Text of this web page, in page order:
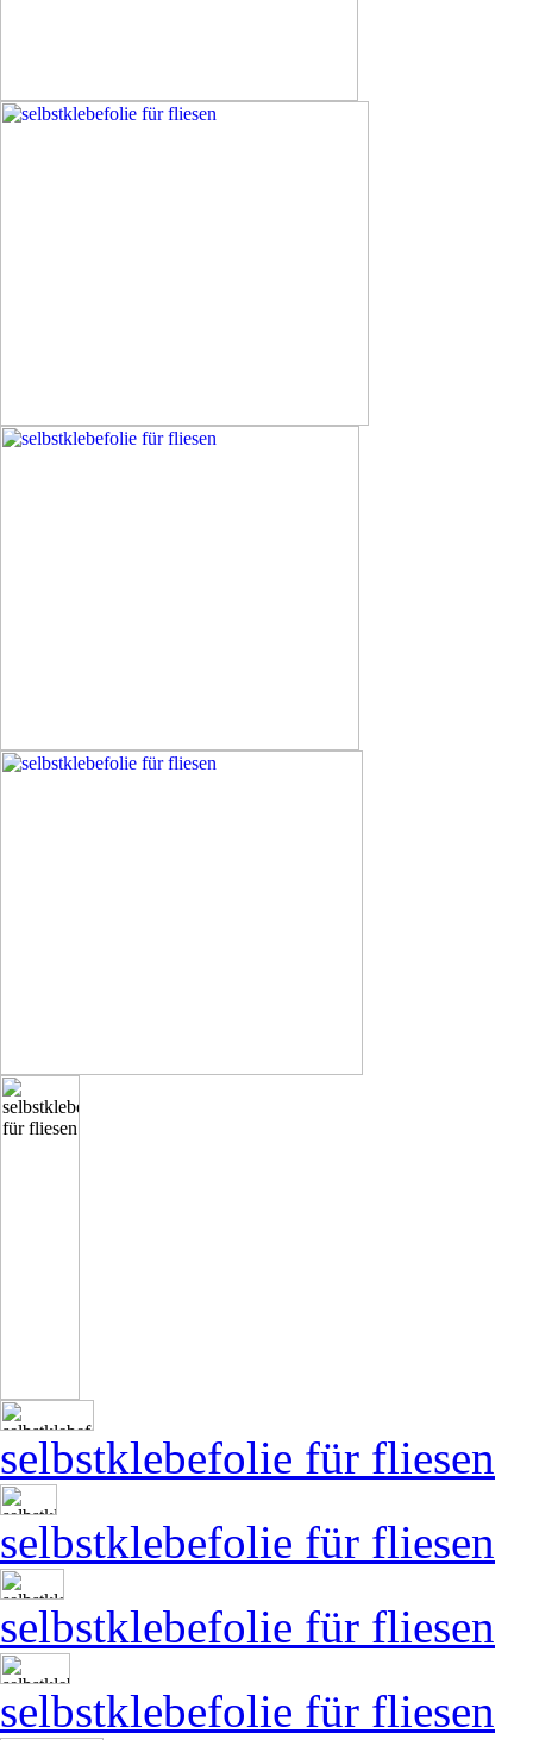
selbstklebefolie für fliesen
selbstklebefolie für fliesen
selbstklebefolie für fliesen
selbstklebefolie für fliesen